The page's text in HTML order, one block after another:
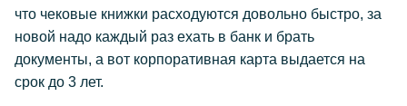
что чековые книжки расходуются довольно быстро, за
новой надо каждый раз ехать в банк и брать
документы, а вот корпоративная карта выдается на
срок до 3 лет.